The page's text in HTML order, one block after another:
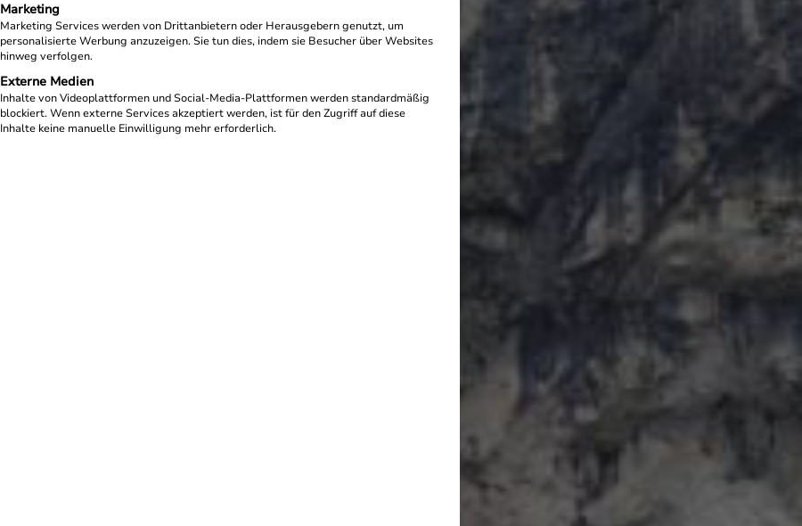
Marketing
Marketing Services werden von Drittanbietern oder Herausgebern genutzt, um
personalisierte Werbung anzuzeigen. Sie tun dies, indem sie Besucher über Websites
hinweg verfolgen.
Externe Medien
Inhalte von Videoplattformen und Social-Media-Plattformen werden standardmäßig
blockiert. Wenn externe Services akzeptiert werden, ist für den Zugriff auf diese
Inhalte keine manuelle Einwilligung mehr erforderlich.